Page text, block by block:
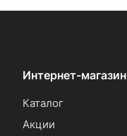
Интернет-магазин
Каталог
Акции